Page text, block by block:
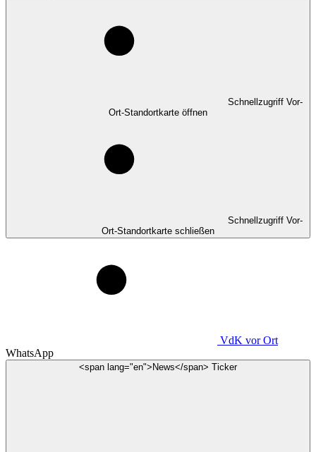
Schnellzugriff Vor-
Ort-Standortkarte öffnen
Schnellzugriff Vor-
Ort-Standortkarte schließen
VdK vor Ort
WhatsApp
<span lang="en">News</span> Ticker